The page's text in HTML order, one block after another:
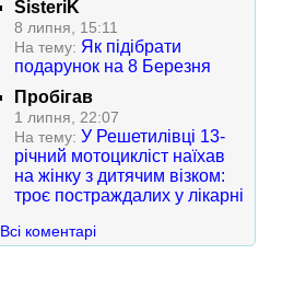
SisteriK
8 липня, 15:11
На тему: Як підібрати
подарунок на 8 Березня
Пробігав
1 липня, 22:07
На тему: У Решетилівці 13-
річний мотоцикліст наїхав
на жінку з дитячим візком:
троє постраждалих у лікарні
Всі коментарі